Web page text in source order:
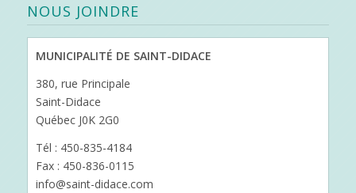
NOUS JOINDRE
MUNICIPALITÉ DE SAINT-DIDACE
380, rue Principale
Saint-Didace
Québec J0K 2G0
Tél : 450-835-4184
Fax : 450-836-0115
info@saint-didace.com